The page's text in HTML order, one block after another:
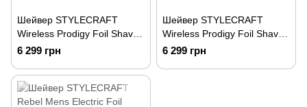
Шейвер STYLECRAFT
Wireless Prodigy Foil Shaver
Metallic Blue
6 299 грн
Шейвер STYLECRAFT
Wireless Prodigy Foil Shaver
Metallic Red
6 299 грн